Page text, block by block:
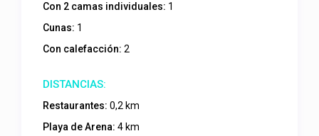
Con 2 camas individuales: 1
Cunas: 1
Con calefacción: 2
Restaurantes: 0,2 km
Playa de Arena: 4 km